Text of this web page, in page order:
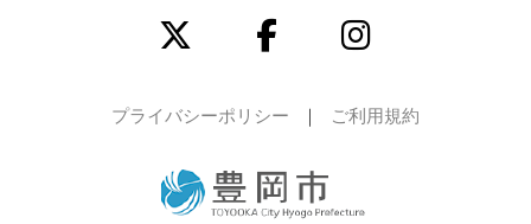
プライバシーポリシー ご利用規約